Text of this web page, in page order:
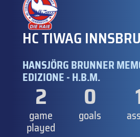
HC TIWAG
HANSJÖRG BRUNNER
EDIZIONE - H.B.M.
2
game
played
0
goals